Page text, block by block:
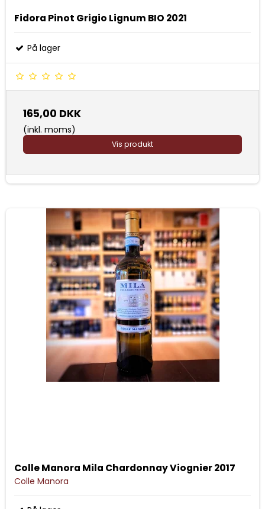
Fidora Pinot Grigio Lignum BIO 2021
På lager
165,00 DKK
(inkl. moms)
Vis produkt
Colle Manora Mila Chardonnay Viognier 2017
Colle Manora